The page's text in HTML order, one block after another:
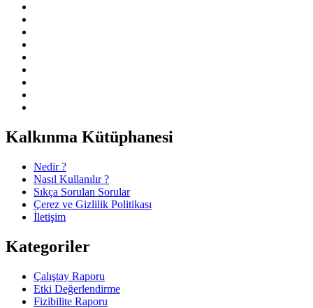
Kalkınma Kütüphanesi
Nedir ?
Nasıl Kullanılır ?
Sıkça Sorulan Sorular
Çerez ve Gizlilik Politikası
İletişim
Kategoriler
Çalıştay Raporu
Etki Değerlendirme
Fizibilite Raporu